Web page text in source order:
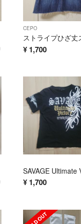
CEPO
¥ 1,700
¥ 1,700